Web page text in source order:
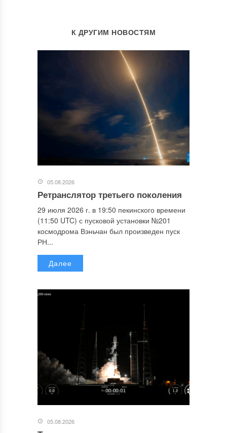
К ДРУГИМ НОВОСТЯМ
05.08.2026
Ретранслятор третьего поколения
29 июля 2026 г. в 19:50 пекинского времени
(11:50 UTC) с пусковой установки №201
космодрома Вэньчан был произведен пуск
РН...
Далее
05.08.2026